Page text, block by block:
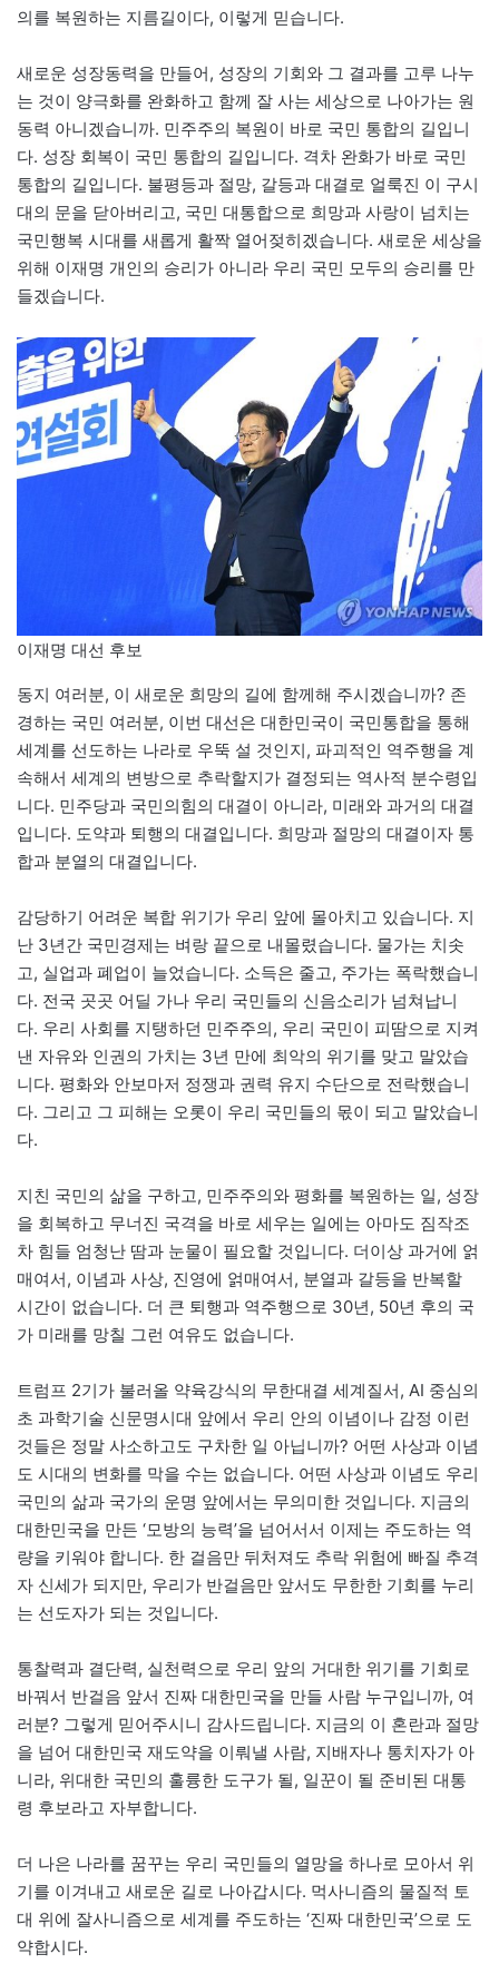
의를 복원하는 지름길이다, 이렇게 믿습니다.
새로운 성장동력을 만들어, 성장의 기회와 그 결과를 고루 나누
는 것이 양극화를 완화하고 함께 잘 사는 세상으로 나아가는 원
동력 아니겠습니까. 민주주의 복원이 바로 국민 통합의 길입니
다. 성장 회복이 국민 통합의 길입니다. 격차 완화가 바로 국민
통합의 길입니다. 불평등과 절망, 갈등과 대결로 얼룩진 이 구시
대의 문을 닫아버리고, 국민 대통합으로 희망과 사랑이 넘치는
국민행복 시대를 새롭게 활짝 열어젖히겠습니다. 새로운 세상을
위해 이재명 개인의 승리가 아니라 우리 국민 모두의 승리를 만
들겠습니다.
이재명 대선 후보
동지 여러분, 이 새로운 희망의 길에 함께해 주시겠습니까? 존
경하는 국민 여러분, 이번 대선은 대한민국이 국민통합을 통해
세계를 선도하는 나라로 우뚝 설 것인지, 파괴적인 역주행을 계
속해서 세계의 변방으로 추락할지가 결정되는 역사적 분수령입
니다. 민주당과 국민의힘의 대결이 아니라, 미래와 과거의 대결
입니다. 도약과 퇴행의 대결입니다. 희망과 절망의 대결이자 통
합과 분열의 대결입니다.
감당하기 어려운 복합 위기가 우리 앞에 몰아치고 있습니다. 지
난 3년간 국민경제는 벼랑 끝으로 내몰렸습니다. 물가는 치솟
고, 실업과 폐업이 늘었습니다. 소득은 줄고, 주가는 폭락했습니
다. 전국 곳곳 어딜 가나 우리 국민들의 신음소리가 넘쳐납니
다. 우리 사회를 지탱하던 민주주의, 우리 국민이 피땀으로 지켜
낸 자유와 인권의 가치는 3년 만에 최악의 위기를 맞고 말았습
니다. 평화와 안보마저 정쟁과 권력 유지 수단으로 전락했습니
다. 그리고 그 피해는 오롯이 우리 국민들의 몫이 되고 말았습니
다.
지친 국민의 삶을 구하고, 민주주의와 평화를 복원하는 일, 성장
을 회복하고 무너진 국격을 바로 세우는 일에는 아마도 짐작조
차 힘들 엄청난 땀과 눈물이 필요할 것입니다. 더이상 과거에 얽
매여서, 이념과 사상, 진영에 얽매여서, 분열과 갈등을 반복할
시간이 없습니다. 더 큰 퇴행과 역주행으로 30년, 50년 후의 국
가 미래를 망칠 그런 여유도 없습니다.
트럼프 2기가 불러올 약육강식의 무한대결 세계질서, AI 중심의
초 과학기술 신문명시대 앞에서 우리 안의 이념이나 감정 이런
것들은 정말 사소하고도 구차한 일 아닙니까? 어떤 사상과 이념
도 시대의 변화를 막을 수는 없습니다. 어떤 사상과 이념도 우리
국민의 삶과 국가의 운명 앞에서는 무의미한 것입니다. 지금의
대한민국을 만든 ‘모방의 능력’을 넘어서서 이제는 주도하는 역
량을 키워야 합니다. 한 걸음만 뒤처져도 추락 위험에 빠질 추격
자 신세가 되지만, 우리가 반걸음만 앞서도 무한한 기회를 누리
는 선도자가 되는 것입니다.
통찰력과 결단력, 실천력으로 우리 앞의 거대한 위기를 기회로
바꿔서 반걸음 앞서 진짜 대한민국을 만들 사람 누구입니까, 여
러분? 그렇게 믿어주시니 감사드립니다. 지금의 이 혼란과 절망
을 넘어 대한민국 재도약을 이뤄낼 사람, 지배자나 통치자가 아
니라, 위대한 국민의 훌륭한 도구가 될, 일꾼이 될 준비된 대통
령 후보라고 자부합니다.
더 나은 나라를 꿈꾸는 우리 국민들의 열망을 하나로 모아서 위
기를 이겨내고 새로운 길로 나아갑시다. 먹사니즘의 물질적 토
대 위에 잘사니즘으로 세계를 주도하는 ‘진짜 대한민국’으로 도
약합시다.